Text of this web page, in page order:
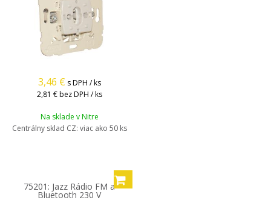
3,46 € s DPH / ks
2,81 € bez DPH / ks
Na sklade v Nitre
Centrálny sklad CZ: viac ako 50 ks
75201: Jazz Rádio FM a
Bluetooth 230 V